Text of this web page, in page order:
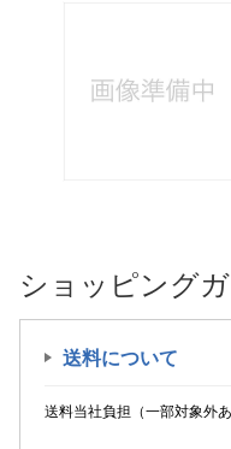
ショッピング
送料について
送料当社負担（一部対象外あ